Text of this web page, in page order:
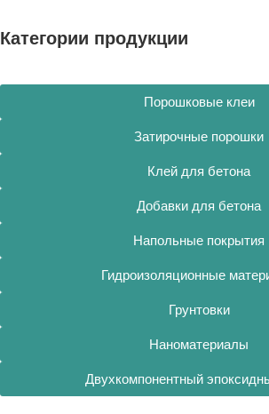
Категории продукции
Порошковые клеи
Затирочные порошки
Клей для бетона
Добавки для бетона
Напольные покрытия
Гидроизоляционные
Грунтовки
Наноматериалы
Двухкомпонентный